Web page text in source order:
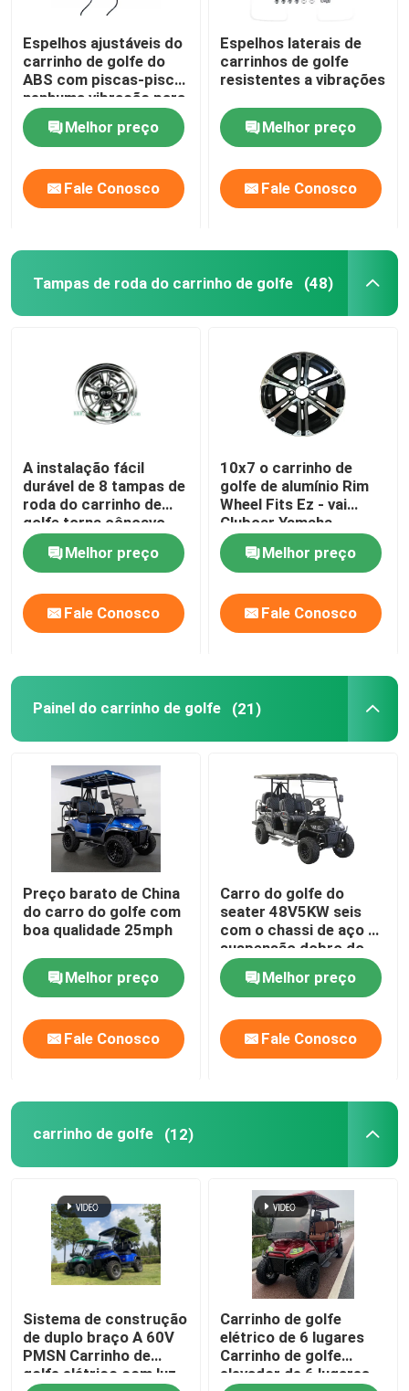
Espelhos ajustáveis do
carrinho de golfe do
ABS com piscas-pisca
nenhuma vibração para
o carro do clube do
carro do golfe
Melhor preço
Fale Conosco
Espelhos laterais de
carrinhos de golfe
resistentes a vibrações
Melhor preço
Fale Conosco
Tampas de roda do carrinho de golfe (48)
A instalação fácil
durável de 8 tampas de
roda do carrinho de
golfe torna côncavo
profundamente o preto
brilhanteMelhor preço
Fale Conosco
10x7 o carrinho de
golfe de alumínio Rim
Wheel Fits Ez - vai
Clubcar Yamaha
Tomberlin Harley
Melhor preço
Fale Conosco
Painel do carrinho de golfe (21)
Preço barato de China
do carro do golfe com
boa qualidade 25mph
Melhor preço
Fale Conosco
Carro do golfe do
seater 48V5KW seis
com o chassi de aço da
suspensão dobro do
braço de A feito em
China Melhor preço
Fale Conosco
carrinho de golfe (12)
Sistema de construção
de duplo braço A 60V
PMSN Carrinho de
golfe elétrico com luz
Carrinho de golfe
elétrico de 6 lugares
Carrinho de golfe
elevador de 6 lugares